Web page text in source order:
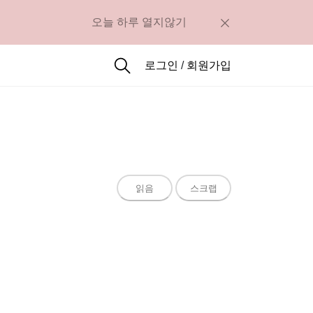
오늘 하루 열지않기
로그인 / 회원가입
읽음 스크랩